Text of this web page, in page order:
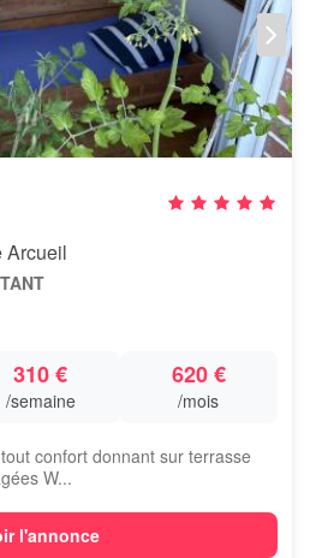
Arcueil
310 €
/semaine
620 €
/mois
confort donnant sur terrasse
W...
l'annonce